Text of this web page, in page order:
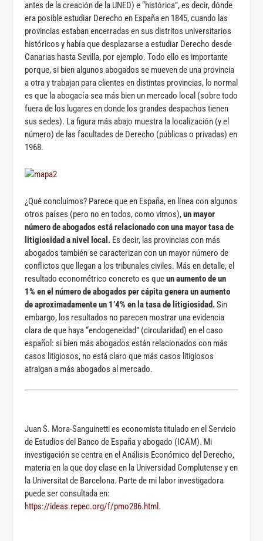
antes de la creación de la UNED) e “histórica”, es decir, dónde
era posible estudiar Derecho en España en 1845, cuando las
provincias estaban encerradas en sus distritos universitarios
históricos y había que desplazarse a estudiar Derecho desde
Canarias hasta Sevilla, por ejemplo. Todo ello es importante
porque, si bien algunos abogados se mueven de una provincia
a otra y trabajan para clientes en distintas provincias, lo normal
es que la abogacía sea más bien un mercado local (sobre todo
fuera de los lugares en donde los grandes despachos tienen
sus sedes). La figura más abajo muestra la localización (y el
número) de las facultades de Derecho (públicas o privadas) en
1968.
¿Qué concluimos? Parece que en España, en línea con algunos
otros países (pero no en todos, como vimos),un mayor
número de abogados está relacionado con una mayor tasa de
litigiosidad a nivel local. Es decir, las provincias con más
abogados también se caracterizan con un mayor número de
conflictos que llegan a los tribunales civiles. Más en detalle, el
resultado econométrico concreto es queun aumento de un
1% en el número de abogados per cápita genera un aumento
de aproximadamente un 1’4% en la tasa de litigiosidad.Sin
embargo, los resultados no parecen mostrar una evidencia
clara de que haya “endogeneidad” (circularidad) en el caso
español: si bien más abogados están relacionados con más
casos litigiosos, no está claro que más casos litigiosos
atraigan a más abogados al mercado.
Juan S. Mora-Sanguinetti es economista titulado en el Servicio
de Estudios del Banco de España y abogado (ICAM). Mi
investigación se centra en el Análisis Económico del Derecho,
materia en la que doy clase en la Universidad Complutense y en
la Universitat de Barcelona. Parte de mi labor investigadora
puede ser consultada en:
https://ideas.repec.org/f/pmo286.html .